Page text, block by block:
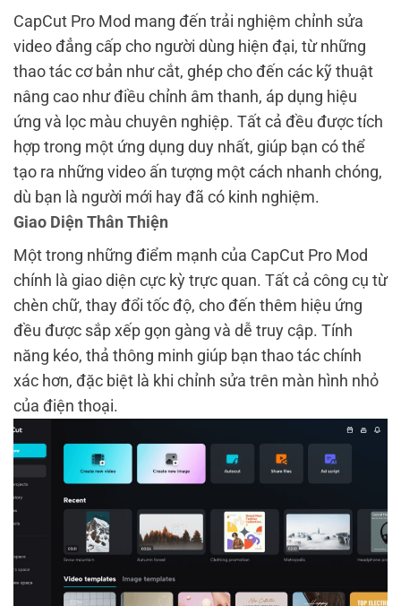
CapCut Pro Mod mang đến trải nghiệm chỉnh sửa
video đẳng cấp cho người dùng hiện đại, từ những
thao tác cơ bản như cắt, ghép cho đến các kỹ thuật
nâng cao như điều chỉnh âm thanh, áp dụng hiệu
ứng và lọc màu chuyên nghiệp. Tất cả đều được tích
hợp trong một ứng dụng duy nhất, giúp bạn có thể
tạo ra những video ấn tượng một cách nhanh chóng,
dù bạn là người mới hay đã có kinh nghiệm.
Giao Diện Thân Thiện
Một trong những điểm mạnh của CapCut Pro Mod
chính là giao diện cực kỳ trực quan. Tất cả công cụ từ
chèn chữ, thay đổi tốc độ, cho đến thêm hiệu ứng
đều được sắp xếp gọn gàng và dễ truy cập. Tính
năng kéo, thả thông minh giúp bạn thao tác chính
xác hơn, đặc biệt là khi chỉnh sửa trên màn hình nhỏ
của điện thoại.